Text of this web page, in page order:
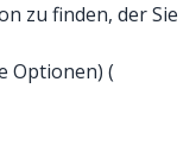
zu finden, der Sie
Optionen) (